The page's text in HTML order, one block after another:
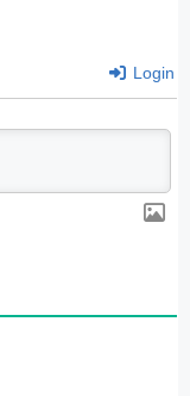
Login